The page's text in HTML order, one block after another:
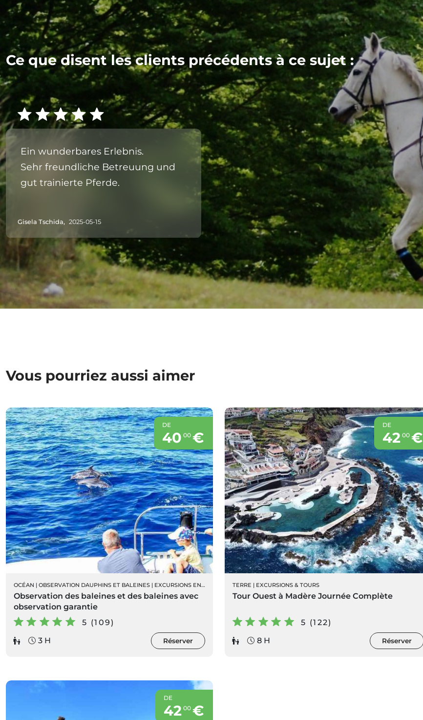
Ce que disent les clients précédents à ce sujet :
Ein wunderbares Erlebnis.
Sehr freundliche Betreuung und
gut trainierte Pferde.
Gisela Tschida, 2025-05-15
Vous pourriez aussi aimer
DE
40 00 €
OCÉAN | OBSERVATION DAUPHINS ET BALEINES | EXCURSIONS EN BATEAU
Observation des baleines et des baleines avec
observation garantie
5 (109)
3 H
Réserver
DE
42 00 €
TERRE | EXCURSIONS & TOURS
Tour Ouest à Madère Journée Complète
5 (122)
8 H
Réserver
DE
42 00 €